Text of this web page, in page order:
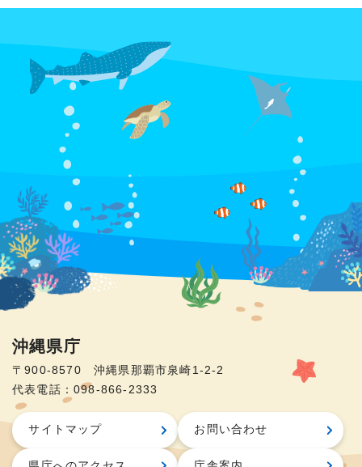
沖縄県庁
〒900-8570 沖縄県那覇市泉崎1-2-2
代表電話：098-866-2333
サイトマップ お問い合わせ